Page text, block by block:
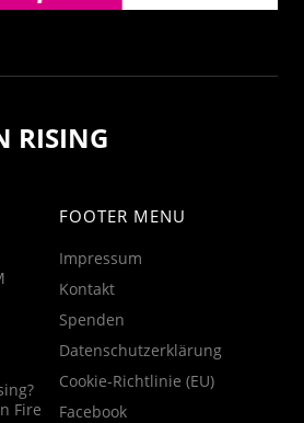
RISING
Fire
FOOTER MENU
Impressum
Kontakt
Spenden
Datenschutzerklärung
Cookie-Richtlinie (EU)
Facebook